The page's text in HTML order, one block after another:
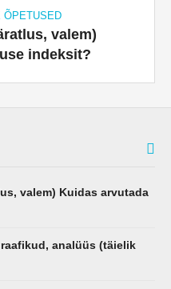
ÕPETUSED
valem)
indeksit?
valem) Kuidas arvutada
analüüs (täielik